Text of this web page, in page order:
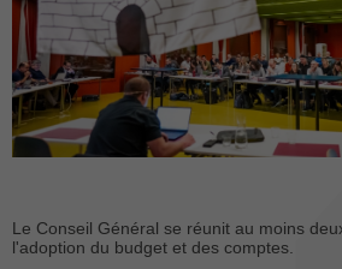
Le Conseil Général se réunit au moins
l'adoption du budget et des comptes.